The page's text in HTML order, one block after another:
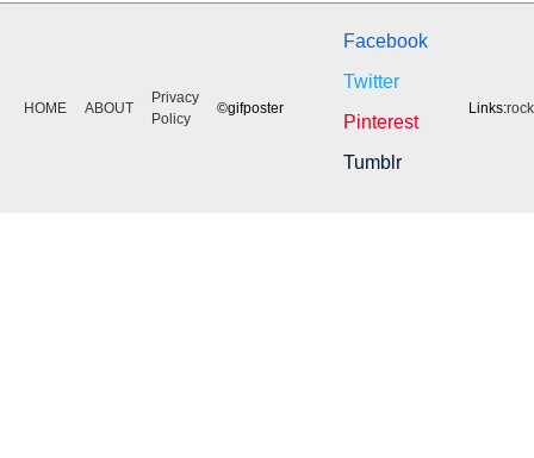
HOME ABOUT
Privacy
Policy
©gifposter
Facebook
Twitter
Pinterest
Tumblr
Links: